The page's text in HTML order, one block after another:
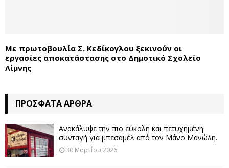
Με πρωτοβουλία Σ. Κεδίκογλου ξεκινούν οι
εργασίες αποκατάστασης στο Δημοτικό Σχολείο
Λίμνης
ΠΡΌΣΦΑΤΑ ΆΡΘΡΑ
Ανακάλυψε την πιο εύκολη και πετυχημένη
συνταγή για μπεσαμέλ από τον Μάνο Μανώλη.
30 Μαρτίου 2026